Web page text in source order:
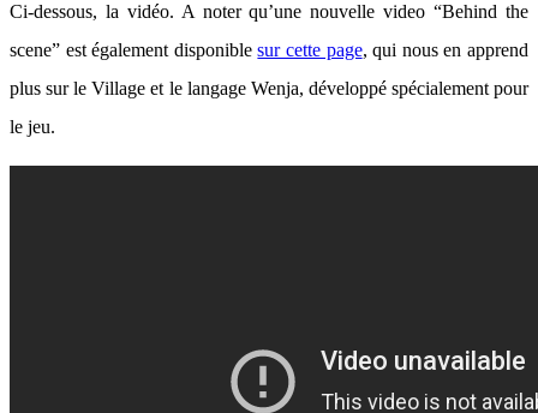
Ci-dessous, la vidéo. A noter qu’une nouvelle video “Behind the
scene” est également disponiblesur cette page, qui nous en apprend
plus sur le Village et le langage Wenja, développé spécialement pour
le jeu.